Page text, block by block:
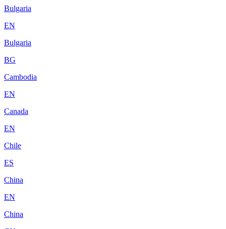
Bulgaria
EN
Bulgaria
BG
Cambodia
EN
Canada
EN
Chile
ES
China
EN
China